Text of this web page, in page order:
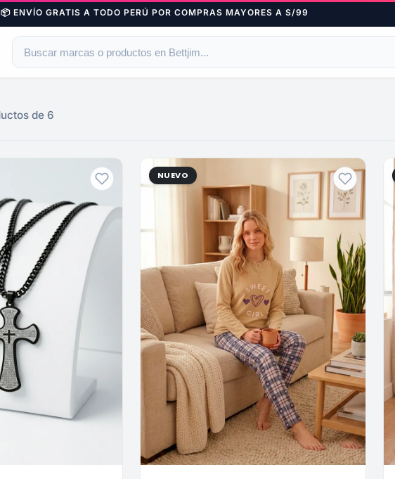
📦 ENVÍO GRATIS A TODO PERÚ POR COMPRAS MAYORES A S/99
de 6
NUEVO